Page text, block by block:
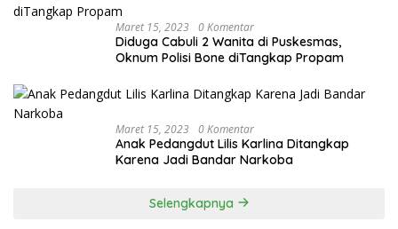
Maret 15, 2023 0 Komentar
Diduga Cabuli 2 Wanita di Puskesmas,
Oknum Polisi Bone diTangkap Propam
Maret 15, 2023 0 Komentar
Anak Pedangdut Lilis Karlina Ditangkap
Karena Jadi Bandar Narkoba
Selengkapnya